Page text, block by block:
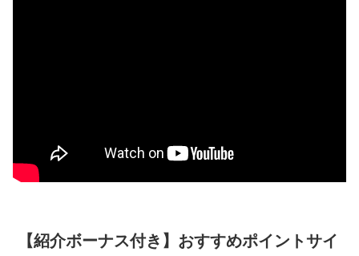
【紹介ボーナス付き】おすすめポイントサイ